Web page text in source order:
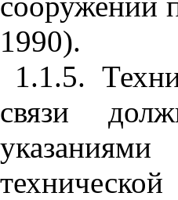
1990).
1.1.5.
связи